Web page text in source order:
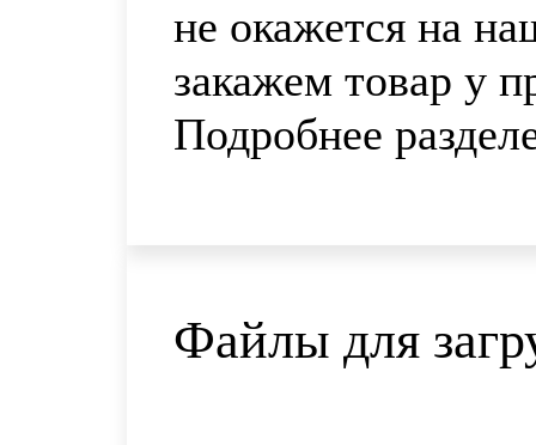
не окажется на
закажем товар у
Подробнее
Файлы для